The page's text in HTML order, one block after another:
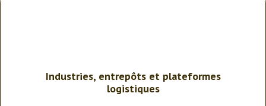
Industries, entrepôts et plateformes
logistiques